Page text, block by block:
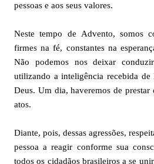
pessoas e aos seus valores.
Neste tempo de Advento, somos
firmes na fé, constantes na
Não podemos nos deixar
utilizando a inteligência recebida de
Deus. Um dia, haveremos de prestar
atos.
Diante, pois, dessas agressões,
pessoa a reagir conforme sua
todos os cidadãos brasileiros a se